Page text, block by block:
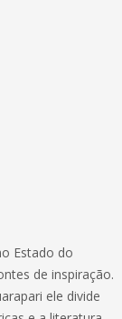
Estado do
de inspiração.
ele divide